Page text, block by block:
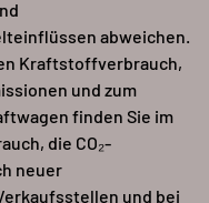
abweichen.
Kraftstoffverbrauch,
und zum
finden Sie im
die CO₂-
neuer
und bei